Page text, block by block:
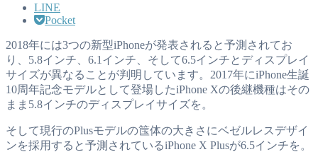
LINE
Pocket
2018年には3つの新型iPhoneが発表されると予測されてお
り、5.8インチ、6.1インチ、そして6.5インチとディスプレイ
サイズが異なることが判明しています。2017年にiPhone生誕
10周年記念モデルとして登場したiPhone Xの後継機種はその
まま5.8インチのディスプレイサイズを。
そして現行のPlusモデルの筺体の大きさにベゼルレスデザイ
ンを採用すると予測されているiPhone X Plusが6.5インチを。